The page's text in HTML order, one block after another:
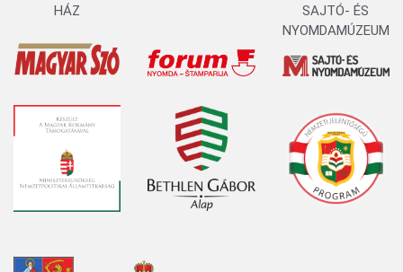
HÁZ
SAJTÓ- ÉS
NYOMDAMÚZEUM